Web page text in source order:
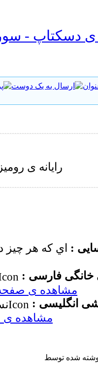
ی دسکتاپ -
: اي که هر چیز
فارسی :
مشاهده ی
انگلیسی :
مشاهده ی